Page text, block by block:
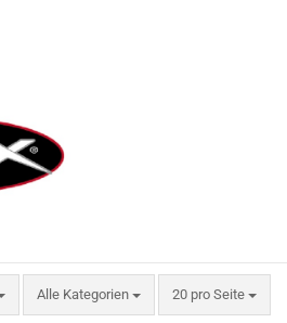
Flecktarn
Tropentarn / Wüstentarn
Alle Kategorien 20 pro Seite
pro Seite